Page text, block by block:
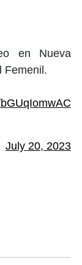
en Nueva
Femenil.
July 20, 2023